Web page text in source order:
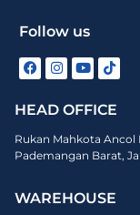
Follow us
HEAD OFFICE
Rukan Mahkota Ancol
Pademangan Barat,
WAREHOUSE